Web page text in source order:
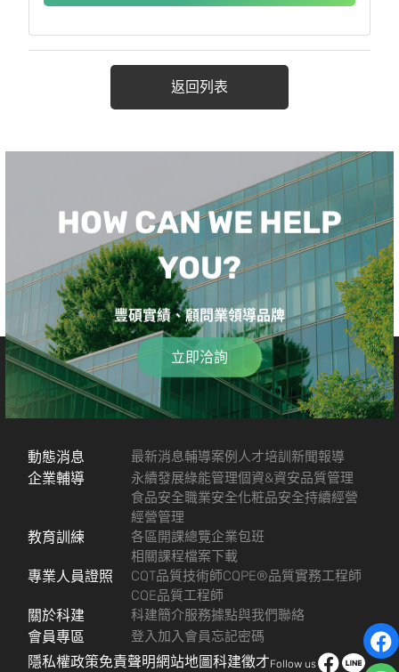
返回列表
HOW CAN WE HELP
YOU?
豐碩實績、顧問業領導品牌
立即洽詢
動態消息 最新消息輔導案例 人才培訓新聞報導
企業輔導 永續發展綠能管理個資&資安品質管理
食品安全職業安全化粧品安全持續經營
經營管理
教育訓練 各區開課總覽企業包班
相關課程檔案下載
專業人員證照 CQT品質技術師CQPE®品質實務工程師
CQE品質工程師
關於科建 科建簡介服務據點與我們聯絡
會員專區 登入加入會員忘記密碼
隱私權政策免責聲明網站地圖科建徵才Follow us